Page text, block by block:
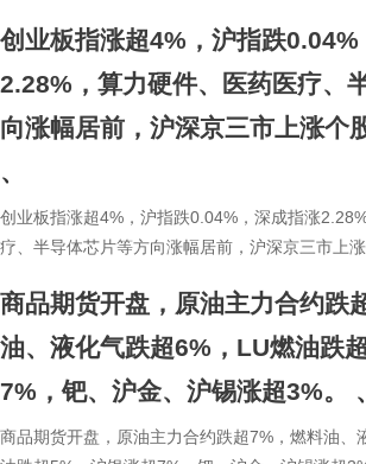
创业板指涨超4%，沪指跌0.04%
2.28%，算力硬件、医药医疗、
向涨幅居前，沪深京三市上涨个
、
创业板指涨超4%，沪指跌0.04%，深成指涨
疗、半导体芯片等方向涨幅居前，沪深京三市上涨
商品期货开盘，原油主力合约跌
油、液化气跌超6%，LU燃油跌
7%，钯、沪金、沪锡涨超3%。
、
商品期货开盘，原油主力合约跌超7%，燃料油、